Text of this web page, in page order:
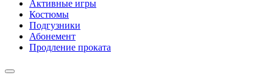
Активные игры
Костюмы
Подгузники
Абонемент
Продление проката